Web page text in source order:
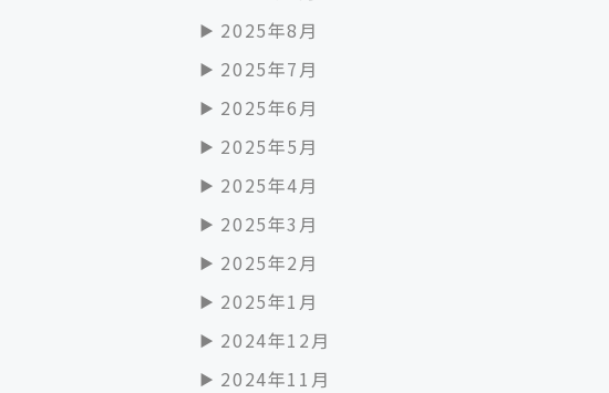
2025年8月
2025年7月
2025年6月
2025年5月
2025年4月
2025年3月
2025年2月
2025年1月
2024年12月
2024年11月